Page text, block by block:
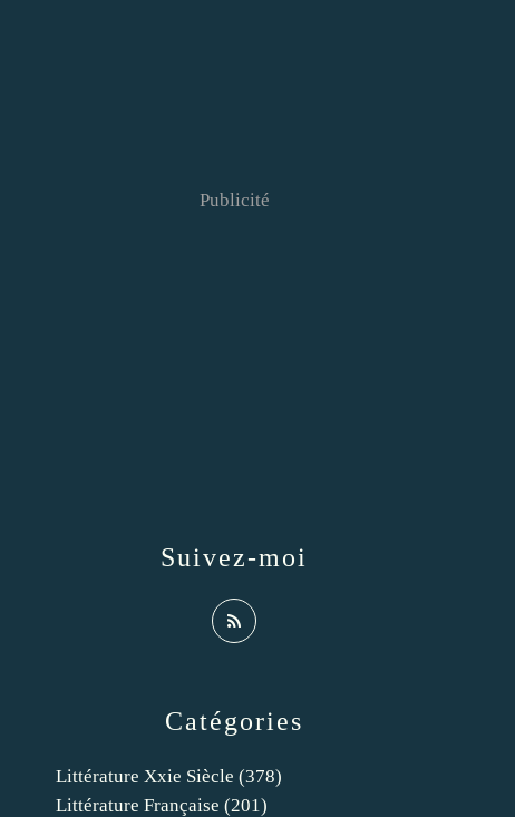
Catégories
Littérature Xxie Siècle (378)
Littérature Française (201)
Suivez-moi
Publicité